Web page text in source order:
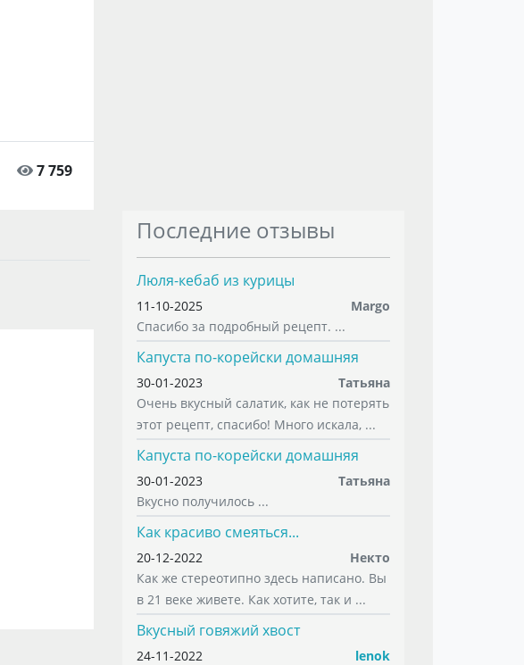
7 759
Последние отзывы
Люля-кебаб из курицы
11-10-2025
Margo
Спасибо за подробный рецепт. ...
Капуста по-корейски домашняя
30-01-2023
Татьяна
Очень вкусный салатик, как не потерять
этот рецепт, спасибо! Много искала, ...
Капуста по-корейски домашняя
30-01-2023
Татьяна
Вкусно получилось ...
Как красиво смеяться...
20-12-2022
Некто
Как же стереотипно здесь написано. Вы
в 21 веке живете. Как хотите, так и ...
Вкусный говяжий хвост
24-11-2022
lenok